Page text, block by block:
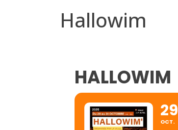
Hallowim
HALLOWIM
29
OCT.